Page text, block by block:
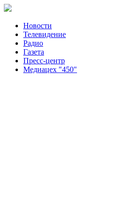
Новости
Телевидение
Радио
Газета
Пресс-центр
Медиацех "450"